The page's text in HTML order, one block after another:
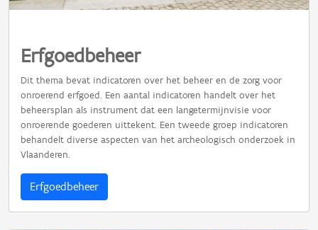
Erfgoedbeheer
Dit thema bevat indicatoren over het beheer en de zorg voor
onroerend erfgoed. Een aantal indicatoren handelt over het
beheersplan als instrument dat een langetermijnvisie voor
onroerende goederen uittekent. Een tweede groep indicatoren
behandelt diverse aspecten van het archeologisch onderzoek in
Vlaanderen.
Erfgoedbeheer